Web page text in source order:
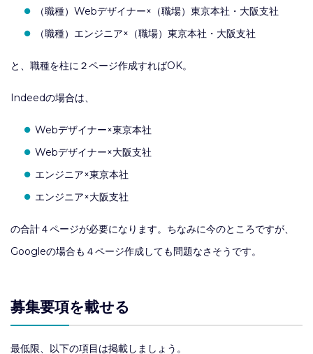
（職種）Webデザイナー×（職場）東京本社・大阪支社
（職種）エンジニア×（職場）東京本社・大阪支社
と、職種を柱に２ページ作成すればOK。
Indeedの場合は、
Webデザイナー×東京本社
Webデザイナー×大阪支社
エンジニア×東京本社
エンジニア×大阪支社
の合計４ページが必要になります。ちなみに今のところですが、
Googleの場合も４ページ作成しても問題なさそうです。
募集要項を載せる
最低限、以下の項目は掲載しましょう。